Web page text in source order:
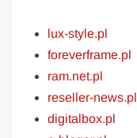
lux-style.pl
foreverframe.pl
ram.net.pl
reseller-news.pl
digitalbox.pl